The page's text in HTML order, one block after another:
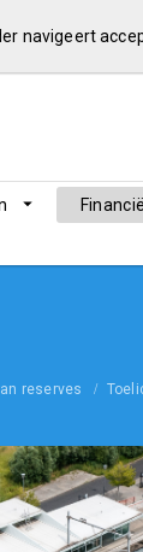
navigeert
reserves